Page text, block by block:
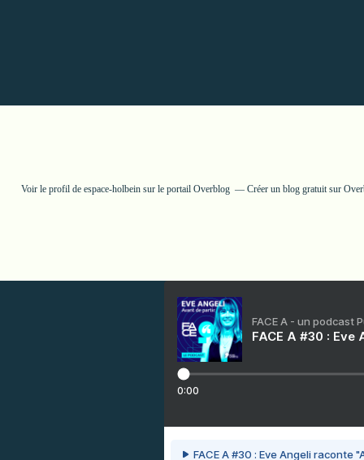
Voir le profil de espace-holbeinsur le portail Overblog Créer un blog gratuit sur
FACE A - un podcast
FACE A #30 :
0:00
FACE A #30 : Eve Angeli raconte